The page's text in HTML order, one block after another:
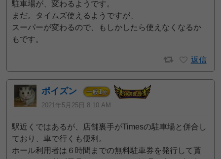
駐車場が、変わるようです。
まだ。タイムズ使えるようですが、
スーパーが変わるので、もしかしたら使えなくなるか
もです。
返信
ポイズン 一般1位
2021年5月25日 8:10 AM
駅近くではあるが、店舗裏手がTimesの駐車場と併合し
ており、車で行くも便利。
ホール利用者は６時間までの無料駐車券を発行して貰